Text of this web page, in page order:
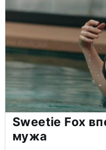
Sweetie Fox
мужа